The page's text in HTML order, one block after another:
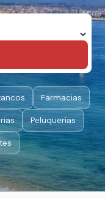
Farmacias
Peluquerías